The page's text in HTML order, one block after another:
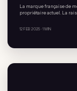
La marque française de
propriétaire actuel. La
12 FEB 2025 · 1 MIN